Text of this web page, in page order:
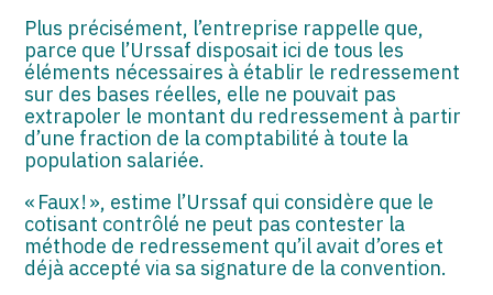
Plus précisément, l’entreprise rappelle que,
parce que l’Urssaf disposait ici de tous les
éléments nécessaires à établir le redressement
sur des bases réelles, elle ne pouvait pas
extrapoler le montant du redressement à partir
d’une fraction de la comptabilité à toute la
population salariée.
« Faux ! », estime l’Urssaf qui considère que le
cotisant contrôlé ne peut pas contester la
méthode de redressement qu’il avait d’ores et
déjà accepté via sa signature de la convention.